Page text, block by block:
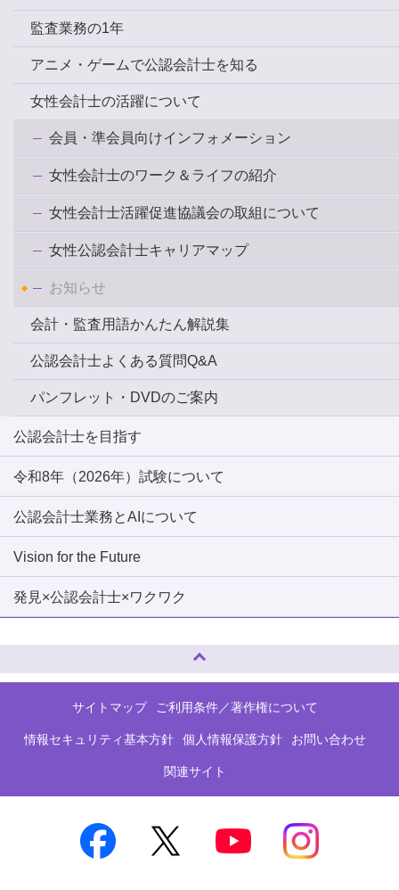
監査業務の1年
アニメ・ゲームで公認会計士を知る
女性会計士の活躍について
会員・準会員向けインフォメーション
女性会計士のワーク＆ライフの紹介
女性会計士活躍促進協議会の取組について
女性公認会計士キャリアマップ
お知らせ
会計・監査用語かんたん解説集
公認会計士よくある質問Q&A
パンフレット・DVDのご案内
公認会計士を目指す
令和8年（2026年）試験について
公認会計士業務とAIについて
Vision for the Future
発見×公認会計士×ワクワク
サイトマップ ご利用条件／著作権について
情報セキュリティ基本方針 個人情報保護方針 お問い合わせ
関連サイト